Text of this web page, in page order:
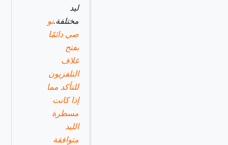
ليد
مختلفة.نو
صي دائمًا
بفتح
غلاف
التلفزيون
للتأكد مما
إذا كانت
مسطرة
الليد
متوافقة